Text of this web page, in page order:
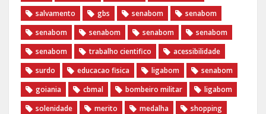
salvamento
gbs senabom
senabom
senabom
senabom senabom
senabom
senabom
trabalho cientifico
acessibilidade
surdo
educacao fisica ligabom
senabom
goiania
cbmal bombeiro militar
ligabom
solenidade
merito medalha
shopping